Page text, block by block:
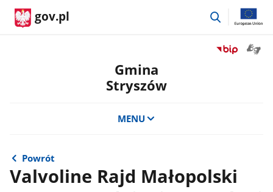
gov.pl
przejdź
Przejdź
Gmina
Stryszów
MENU
Powrót
Valvoline Rajd Małopolski